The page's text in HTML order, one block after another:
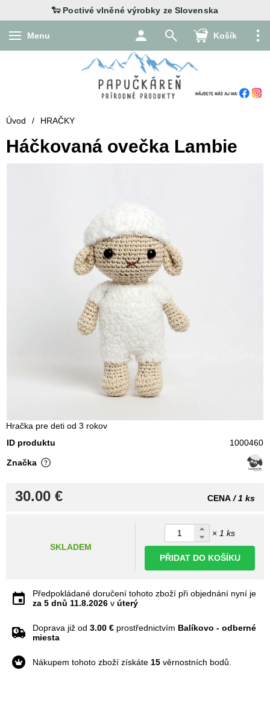
Menu Košík
Úvod / HRAČKY
Háčkovaná ovečka Lambie
Hračka pre deti od 3 rokov
ID produktu
1000460
Značka
30.00 € CENA / 1 ks
SKLADEM
× 1 ks
PŘIDAT DO KOŠÍKU
Předpokládané doručení tohoto zboží při objednání nyní je
za 5 dnů 11.8.2026 v úterý
Doprava již od 3.00 € prostřednictvím Balíkovo - odberné
miesta
Nákupem tohoto zboží získáte 15 věrnostních bodů.